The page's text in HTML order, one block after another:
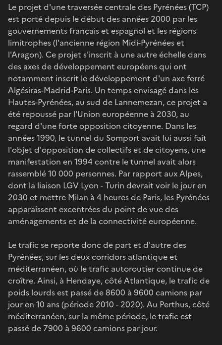
Le projet d'une traversée centrale des Pyrénées (TCP)
est porté depuis le début des années 2000 par les
gouvernements français et espagnol et les régions
limitrophes (l'ancienne région Midi-Pyrénées et
l'Aragon). Ce projet s'inscrit à une autre échelle dans
des axes de développement européens qui ont
notamment inscrit le développement d'un axe ferré
Algésiras-Madrid-Paris. Un temps envisagé dans les
Hautes-Pyrénées, au sud de Lannemezan, ce projet a
été repoussé par l'Union européenne à 2030, au
regard d'une forte opposition citoyenne. Dans les
années 1990, le tunnel du Somport avait lui aussi fait
l'objet d'opposition de collectifs et de citoyens, une
manifestation en 1994 contre le tunnel avait alors
rassemblé 10 000 personnes. Par rapport aux Alpes,
dont la liaison LGV Lyon - Turin devrait voir le jour en
2030 et mettre Milan à 4 heures de Paris, les Pyrénées
apparaissent excentrées du point de vue des
aménagements et de la connectivité européenne.
Le trafic se reporte donc de part et d'autre des
Pyrénées, sur les deux corridors atlantique et
méditerranéen, où le trafic autoroutier continue de
croître. Ainsi, à Hendaye, côté Atlantique, le trafic de
poids lourds est passé de 8600 à 9600 camions par
jour en 10 ans (période 2010 - 2020). Au Perthus, côté
méditerranéen, sur la même période, le trafic est
passé de 7900 à 9600 camions par jour.